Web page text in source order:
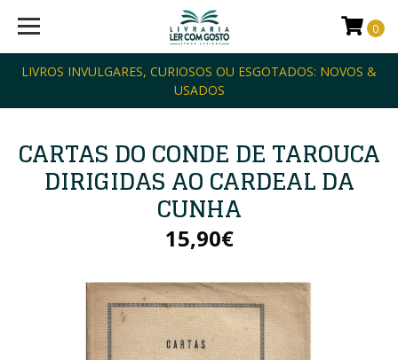
LIVROS INVULGARES, CURIOSOS OU ESGOTADOS: NOVOS &
USADOS
0
CARTAS DO CONDE DE TAROUCA
DIRIGIDAS AO CARDEAL DA
CUNHA
15,90€